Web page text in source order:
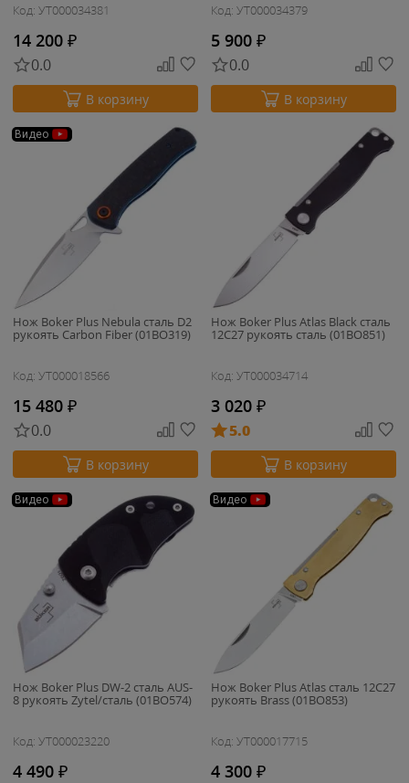
Код: УТ000034381
14 200 ₽
0.0
В корзину
Код: УТ000034379
5 900 ₽
0.0
В корзину
Видео
Нож Boker Plus Nebula сталь D2
рукоять Carbon Fiber (01BO319)
Код: УТ000018566
15 480 ₽
0.0
В корзину
Нож Boker Plus Atlas Black сталь
12С27 рукоять сталь (01BO851)
Код: УТ000034714
3 020 ₽
5.0
В корзину
Видео
Нож Boker Plus DW-2 сталь AUS-
8 рукоять Zytel/сталь (01BO574)
Код: УТ000023220
4 490 ₽
Видео
Нож Boker Plus Atlas сталь 12С27
рукоять Brass (01BO853)
Код: УТ000017715
4 300 ₽